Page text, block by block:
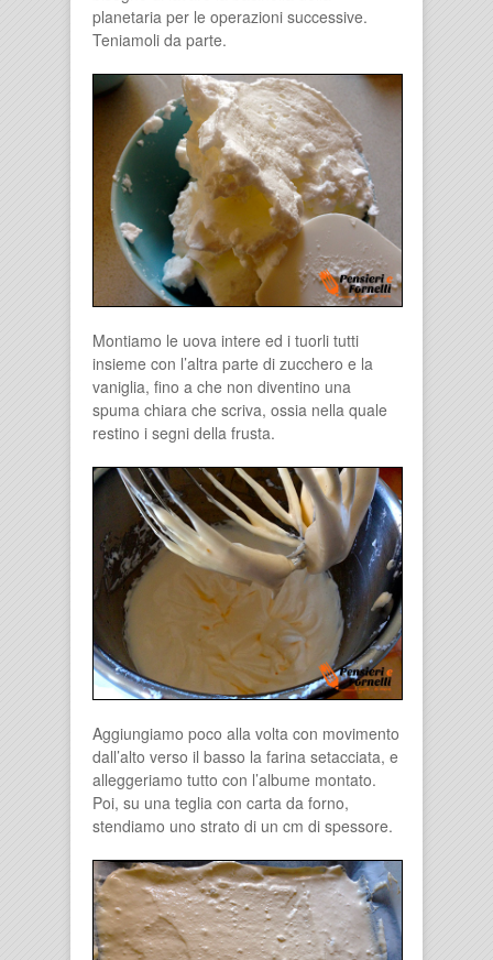
planetaria per le operazioni successive.
Teniamoli da parte.
Montiamo le uova intere ed i tuorli tutti
insieme con l’altra parte di zucchero e la
vaniglia, fino a che non diventino una
spuma chiara che scriva, ossia nella quale
restino i segni della frusta.
Aggiungiamo poco alla volta con movimento
dall’alto verso il basso la farina setacciata, e
alleggeriamo tutto con l’albume montato.
Poi, su una teglia con carta da forno,
stendiamo uno strato di un cm di spessore.